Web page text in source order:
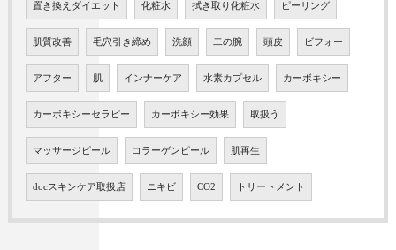
置き換えダイエット 化粧水 拭き取り化粧水 ピーリング
肌質改善 毛穴引き締め 洗顔 二の腕 頭皮 ビフォー
アフター 肌 インナーケア 水素カプセル カーボキシー
カーボキシーセラピー カーボキシー効果 取扱う
マッサージピール コラーゲンピール 肌再生
docスキンケア取扱店 ニキビ CO2 トリートメント